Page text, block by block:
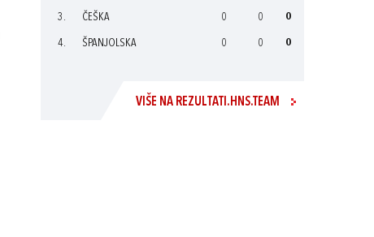
3. ČEŠKA 0 0 0
4. ŠPANJOLSKA 0 0 0
VIŠE NA REZULTATI.HNS.TEAM